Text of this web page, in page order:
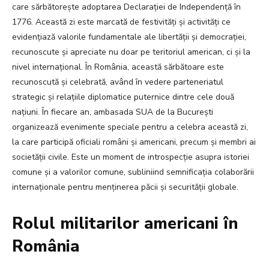
care sărbătorește adoptarea Declarației de Independență în
1776. Această zi este marcată de festivități și activități ce
evidențiază valorile fundamentale ale libertății și democrației,
recunoscute și apreciate nu doar pe teritoriul american, ci și la
nivel internațional. În România, această sărbătoare este
recunoscută și celebrată, având în vedere parteneriatul
strategic și relațiile diplomatice puternice dintre cele două
națiuni. În fiecare an, ambasada SUA de la București
organizează evenimente speciale pentru a celebra această zi,
la care participă oficiali români și americani, precum și membri ai
societății civile. Este un moment de introspecție asupra istoriei
comune și a valorilor comune, subliniind semnificația colaborării
internaționale pentru menținerea păcii și securității globale.
Rolul militarilor americani în
România